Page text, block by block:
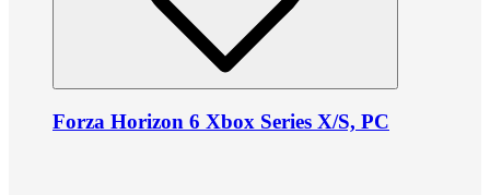
Forza Horizon 6 Xbox Series X/S, PC